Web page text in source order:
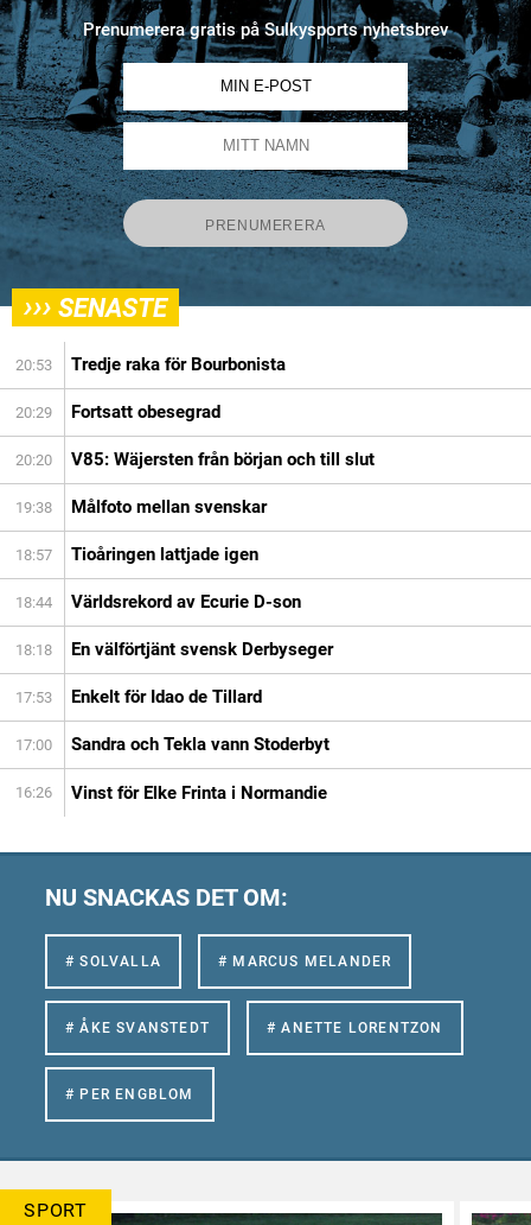
Prenumerera gratis på Sulkysports nyhetsbrev
››› SENASTE
20:53 Tredje raka för Bourbonista
20:29 Fortsatt obesegrad
20:20 V85: Wäjersten från början och till slut
19:38 Målfoto mellan svenskar
18:57 Tioåringen lattjade igen
18:44 Världsrekord av Ecurie D-son
18:18 En välförtjänt svensk Derbyseger
17:53 Enkelt för Idao de Tillard
17:00 Sandra och Tekla vann Stoderbyt
16:26 Vinst för Elke Frinta i Normandie
NU SNACKAS DET OM:
# SOLVALLA # MARCUS MELANDER
# ÅKE SVANSTEDT # ANETTE LORENTZON
# PER ENGBLOM
SPORT